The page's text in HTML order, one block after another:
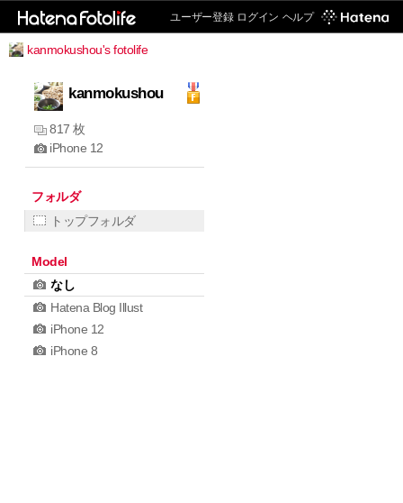
ユーザー登録 ログイン ヘルプ
kanmokushou's fotolife
kanmokushou
817 枚
iPhone 12
フォルダ
トップフォルダ
Model
なし
Hatena Blog Illust
iPhone 12
iPhone 8